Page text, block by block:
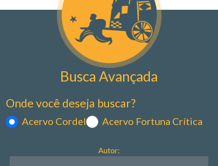
Busca Avançada
Onde você deseja buscar?
Acervo Cordel Acervo Fortuna Crítica
Autor: